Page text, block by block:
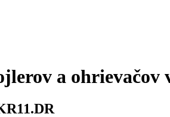
a ohrievačov